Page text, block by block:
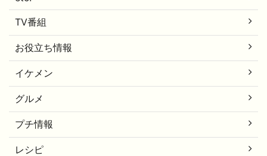
TV番組
お役立ち情報
イケメン
グルメ
プチ情報
レシピ